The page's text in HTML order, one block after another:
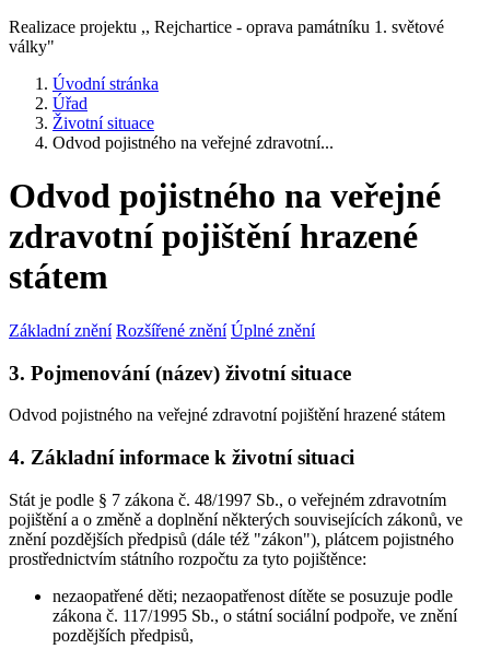
Realizace projektu ,, Rejchartice - oprava památníku 1. světové
války"
Úvodní stránka
Úřad
Životní situace
Odvod pojistného na veřejné zdravotní...
Odvod pojistného na veřejné
zdravotní pojištění hrazené
státem
Základní znění Rozšířené znění Úplné znění
3. Pojmenování (název) životní situace
Odvod pojistného na veřejné zdravotní pojištění hrazené státem
4. Základní informace k životní situaci
Stát je podle § 7 zákona č. 48/1997 Sb., o veřejném zdravotním
pojištění a o změně a doplnění některých souvisejících zákonů, ve
znění pozdějších předpisů (dále též "zákon"), plátcem pojistného
prostřednictvím státního rozpočtu za tyto pojištěnce:
nezaopatřené děti; nezaopatřenost dítěte se posuzuje podle
zákona č. 117/1995 Sb., o státní sociální podpoře, ve znění
pozdějších předpisů,